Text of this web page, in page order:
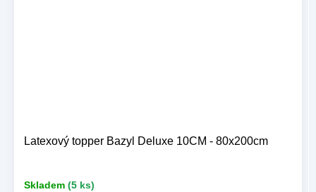
Latexový topper Bazyl Deluxe 10CM - 80x200cm
Skladem (5 ks)